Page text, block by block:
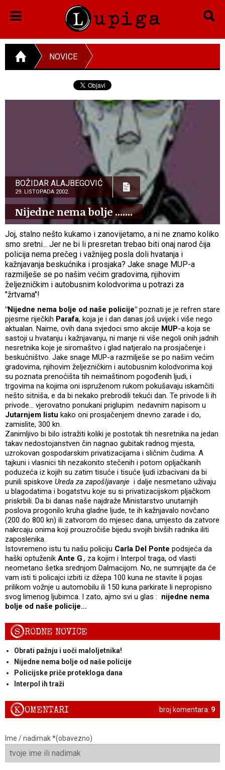
NOVICE
BOŽIDAR ALAJBEGOVIĆ
29. LISTOPADA 2002.
Nijedne nema bolje .......
Joj, stalno nešto kukamo i zanovijetamo, a ni ne znamo koliko
smo sretni... Jer ne bi li presretan trebao biti onaj narod čija
policija nema prečeg i važnijeg posla doli hvatanja i
kažnjavanja beskućnika i prosjaka? Jake snage MUP-a
razmilješe se po našim većim gradovima, njihovim
željezničkim i autobusnim kolodvorima u potrazi za
"žrtvama"!
"Nijedne nema bolje od naše policije" poznati je je refren stare
pjesme riječkih Parafa, koja je i dan danas još uvijek i više nego
aktualan. Naime, ovih dana svjedoci smo akcije MUP-a koja se
sastoji u hvatanju i kažnjavanju, ni manje ni više negoli onih jadnih
nesretnika koje je siromaštvo i glad natjeralo na prosjačenje i
beskućništvo. Jake snage MUP-a razmilješe se po našim većim
gradovima, njihovim željezničkim i autobusnim kolodvorima koji
su poznata prenoćišta tih neimaštinom pogođenih ljudi, i
trgovima na kojima oni ispruženom rukom pokušavaju iskamčiti
nešto sitniša, e da bi nekako prebrodili tekući dan. Te privode li ih
privode... vjerovatno ponukani priglupim nedavnim napisom u
Jutarnjem listu kako oni prosjačenjem dnevno zarade i do,
zamislite, 300 kn.
Zanimljivo bi bilo istražiti koliki je postotak tih nesretnika na jedan
takav nedostojanstven čin nagnao gubitak radnog mjesta,
uzrokovan gospodarskim privatizacijama i sličnim čudima. A
tajkuni i vlasnici tih nezakonito stečenih i potom opljačkanih
poduzeća iz kojih su zatim tisuće i tisuće ljudi izbacivani da bi
punili spiskove Ureda za zapošljavanje i dalje nesmetano uživaju
u blagodatima i bogatstvu koje su si privatizacijskom pljačkom
priskrbili. Da bi danas naše najdraže Ministarstvo unutarnjih
poslova progonilo kruha gladne ljude, te ih kažnjavalo novčano
(200 do 800 kn) ili zatvorom do mjesec dana, umjesto da zatvore
nakrcaju onima koji prouzročiše bijedu svojih bivših radnika iliti
zaposlenika.
Istovremeno istu tu našu policiju Carla Del Ponte podsjeća da
haški optuženik Ante G., za kojim i Interpol traga, od vlasti
neometano šetka srednjom Dalmacijom. No, ne sumnjajte da će
vam isti ti policajci izbiti iz džepa 100 kuna ne stavite li pojas
prilikom vožnje u automobilu ili 150 kuna parkirate li nepropisno
svog limenog ljubimca. I zato, ajmo svi u glas : nijedne nema
bolje od naše policije...
SRODNE NOVICE
Obrati pažnju i uoči maloljetnika!
Nijedne nema bolje od naše policije
Policijske priče protekloga dana
Interpol ih traži
broj komentara: 9
KOMENTARI
Ime / nadimak *(obavezno)